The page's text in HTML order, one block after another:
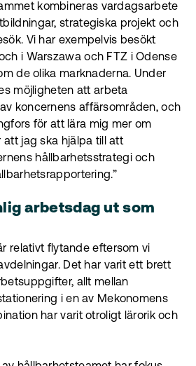
kombineras vardagsarbete
strategiska projekt och
Vi har exempelvis besökt
i Warszawa och FTZ i Odense
de olika marknaderna. Under
möjligheten att arbeta
koncernens affärsområden, och
för att lära mig mer om
att jag ska hjälpa till att
hållbarhetsstrategi och
arbetsdag ut som
relativt flytande eftersom vi
Det har varit ett brett
allt mellan
i en av Mekonomens
har varit otroligt lärorik och